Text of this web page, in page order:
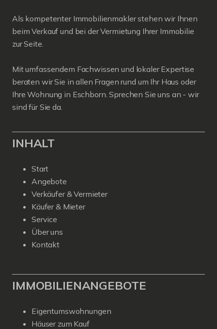
Als kompetenter Immobilienmakler stehen wir Ihnen
beim Verkauf und bei der Vermietung Ihrer Immobilie
zur Seite.
Mit umfassendem Fachwissen und lokaler Expertise
beraten wir Sie in allen Fragen rund um Ihr Haus oder
Ihre Wohnung in Eschborn. Sprechen Sie uns an - wir
sind für Sie da.
INHALT
Start
Angebote
Verkäufer & Vermieter
Käufer & Mieter
Service
Über uns
Kontakt
IMMOBILIENANGEBOTE
Eigentumswohnungen
Häuser zum Kauf